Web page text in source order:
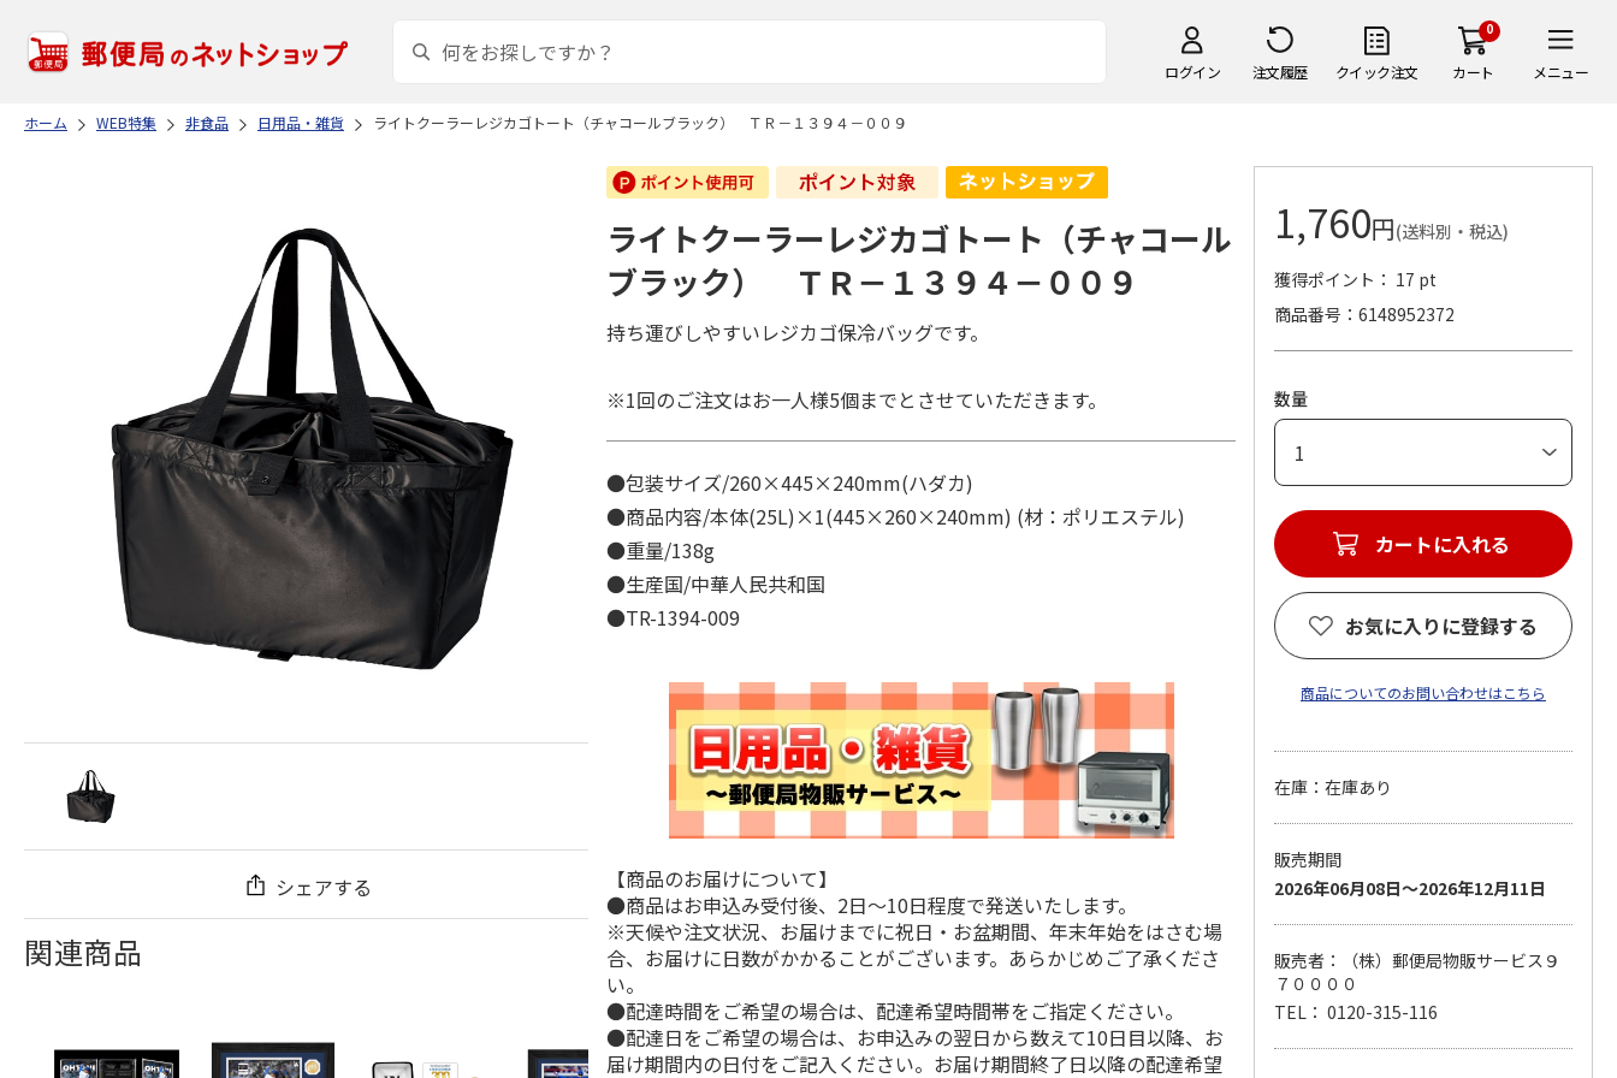
ログイン 注文履歴 クイック注文
0
カート メニュー
ホーム WEB特集 非食品 日用品・雑貨 ライトクーラーレジカゴトート（チャコールブラック） ＴＲ－１３９４－００９
シェアする
関連商品
ライトクーラーレジカゴトート（チャコール
ブラック） ＴＲ－１３９４－００９
持ち運びしやすいレジカゴ保冷バッグです。
※1回のご注文はお一人様5個までとさせていただきます。
●包装サイズ/260×445×240mm(ハダカ)
●商品内容/本体(25L)×1(445×260×240mm) (材：ポリエステル)
●重量/138g
●生産国/中華人民共和国
●TR-1394-009
【商品のお届けについて】
●商品はお申込み受付後、2日～10日程度で発送いたします。
※天候や注文状況、お届けまでに祝日・お盆期間、年末年始をはさむ場
合、お届けに日数がかかることがございます。あらかじめご了承くださ
い。
●配達時間をご希望の場合は、配達希望時間帯をご指定ください。
●配達日をご希望の場合は、お申込みの翌日から数えて10日目以降、お
届け期間内の日付をご記入ください。お届け期間終了日以降の配達希望
1,760円(送料別・税込)
獲得ポイント： 17 pt
商品番号
6148952372
数量
カートに入れる
お気に入りに登録する
商品についてのお問い合わせはこちら
在庫：在庫あり
販売期間
2026年06月08日～2026年12月11日
販売者：（株）郵便局物販サービス９
７００００
TEL： 0120-315-116